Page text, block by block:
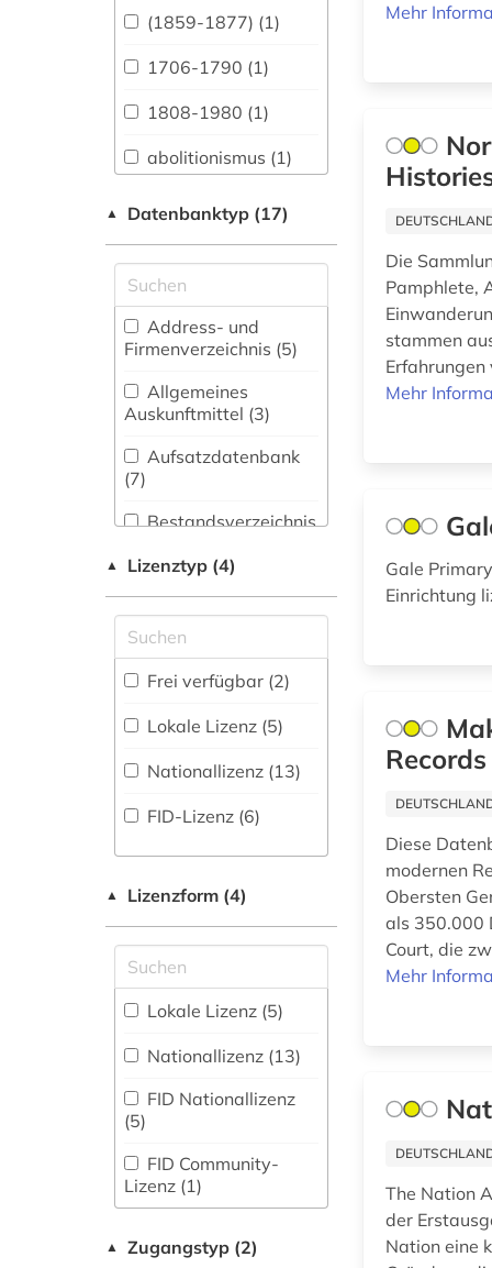
und
Literaturwissenschaft.
Indogermanistik.
Außereuropäische
Sprachen und
Literaturen (10)
Anglistik.
Architektur,
Bauingenieur- und
Vermessungswesen (7)
Biotechnologie (7)
Bibliothekswesen,
Informationswissenschaft
Pharmazie (8)
(1)
Elektrotechnik,
Elektronik,
Nachrichtentechnik (4)
Energietechnik (2)
Ethnologie (11)
Geographie (6)
(2)
Germanistik.
Niederlandistik.
Skandinavistik (4)
Geschichte (139)
Geschichte der
Pädagogik und des
Bildungswesens (0)
Gesundheitswissenschaften
(1859-1877) (1)
1706-1790 (1)
1808-1980 (1)
abolitionismus (1)
abraham (1)
adressbuch (1)
adressen (1)
afrika (6)
afroamerikaner (4)
afroamerikanische
musik (1)
agrarwissenschaft
(1)
aktie (1)
algerien (1)
allgemeinmedizin (1)
alltag (1)
alltagskultur (1)
altertum (1)
altes buch (2)
movement (1)
(1)
amerikanische
geschichte (3)
amerikanische
literatur (1)
amerikanische
revolution (1)
amerikanischer
bürgerkrieg (1)
▲ Datenbanktyp (17)
Address- und
Firmenverzeichnis (5)
Allgemeines
Auskunftmittel (3)
Aufsatzdatenbank
(7)
Bestandsverzeichnis
Buchhandelsverzeichnis
Disziplinäre
Forschungsdatenrepositorien
(1
Disziplinäre
Fachbibliographie
Faktendatenbank
(50)
National-,
(7
Portal (29)
Sammlung Nicht-
Textueller-Materialien
(27)
Volltextdatenbank
(180)
▲ Lizenztyp (4)
Frei verfügbar (2)
Lokale Lizenz (5)
Nationallizenz (13)
FID-Lizenz (6)
▲ Lizenzform (4)
Lokale Lizenz (5)
Nationallizenz (13)
FID Nationallizenz
(5)
FID Community-
Lizenz (1)
▲ Zugangstyp (2)
Mehr
Die
Pamphlete,
stammen
Erfahrungen
Mehr
Gale
Einrichtung
Diese
modernen
Obersten
als 350.000
Court, die
Mehr
The Nation
der
Nation eine